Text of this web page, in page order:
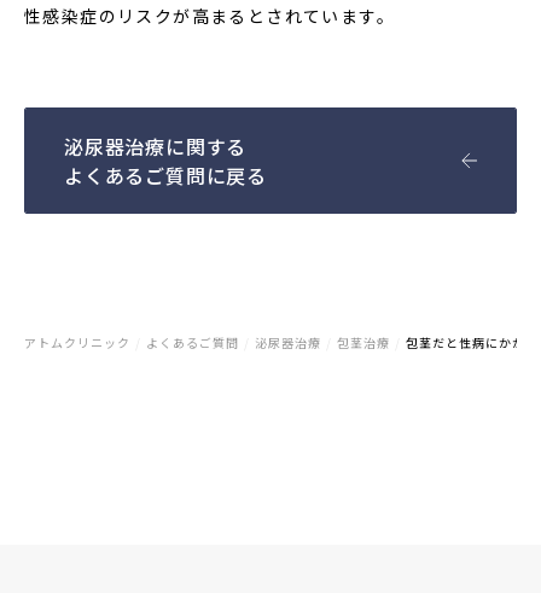
性感染症のリスクが高まるとされています。
泌尿器治療に関する
よくあるご質問に戻る
アトムクリニック よくあるご質問 泌尿器治療 包茎治療 包茎だと性病にかか